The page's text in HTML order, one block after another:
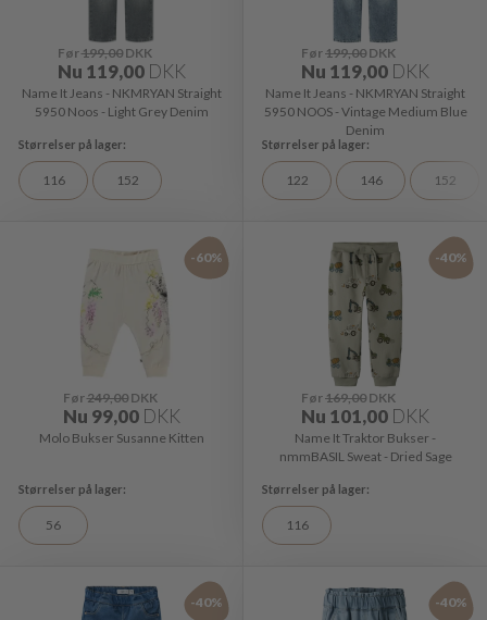
Før199,00DKK
Nu 119,00 DKK
Name It Jeans - NKMRYAN Straight
5950 Noos - Light Grey Denim
116 152
Før199,00 DKK
Nu 119,00 DKK
Name It Jeans - NKMRYAN Straight
5950 NOOS - Vintage Medium Blue
Denim
122 146 152
-60%
Før249,00DKK
Nu 99,00 DKK
Molo Bukser Susanne Kitten
56
-40%
Før169,00 DKK
Nu 101,00 DKK
Name It Traktor Bukser -
nmmBASIL Sweat - Dried Sage
116
-40% -40%